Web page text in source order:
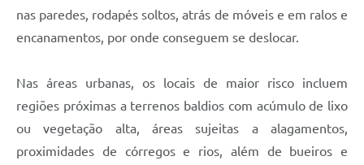
nas paredes, rodapés soltos, atrás de móveis e em ralos e
encanamentos, por onde conseguem se deslocar.
Nas áreas urbanas, os locais de maior risco incluem
regiões próximas a terrenos baldios com acúmulo de lixo
ou vegetação alta, áreas sujeitas a alagamentos,
proximidades de córregos e rios, além de bueiros e